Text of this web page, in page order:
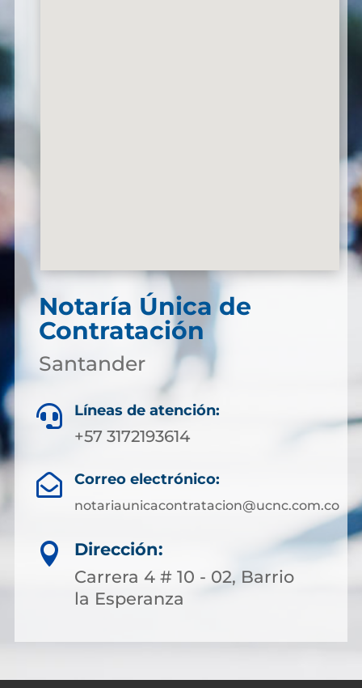
Notaría Única de
Contratación
Santander
 Líneas de atención:
+57 3172193614
 Correo electrónico:
notariaunicacontratacion@ucnc.com.co

Dirección:
Carrera 4 # 10 - 02, Barrio
la Esperanza